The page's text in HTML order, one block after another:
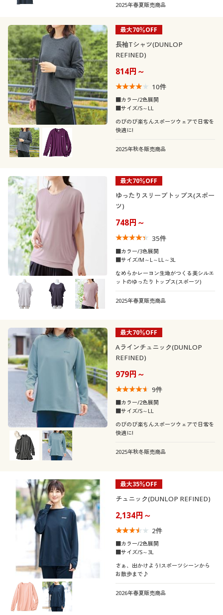
ＵＶカット・紫外線
リゾート フォーマル
パーティー
テイスト
ベーシック カジュアル
エレガント
着用感
年代
40代
60代
シーズン
夏 春
秋
価格 円
解除する
閉じる
2025年春夏販売商品
最大70％OFF
長袖Tシャツ(DUNLOP
REFINED)
814円～
10件
■カラー/2色展開
■サイズ/S～LL
のびのび楽ちんスポーツウェアで日常を
快適に!
2025年秋冬販売商品
最大70％OFF
ゆったりスリーブトップス(スポー
ツ)
748円～
35件
■カラー/3色展開
■サイズ/M～L～LL～3L
なめらかレーヨン生地がつくる美シルエ
ットのゆったりトップス(スポーツ)
2025年春夏販売商品
最大70％OFF
Aラインチュニック(DUNLOP
REFINED)
979円～
9件
■カラー/2色展開
■サイズ/S～LL
のびのび楽ちんスポーツウェアで日常を
快適に!
2025年秋冬販売商品
最大35％OFF
チュニック(DUNLOP REFINED)
2,134円～
2件
■カラー/2色展開
■サイズ/S～3L
さぁ、出かけよう!スポーツシーンから
お散歩まで♪
2026年春夏販売商品